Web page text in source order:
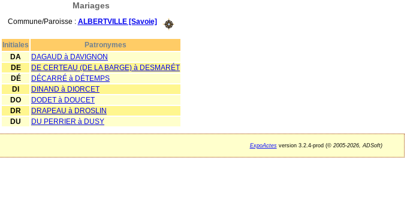
Mariages
Commune/Paroisse : ALBERTVILLE [Savoie]
Initiales
Patronymes
DA
DAGAUD à DAVIGNON
DE
DE CERTEAU (DE LA BARGE) à DESMARÉT
DÉ
DÉCARRÉ à DÉTEMPS
DI
DINAND à DIORCET
DO
DODET à DOUCET
DR
DRAPEAU à DROSLIN
DU
DU PERRIER à DUSY
ExpoActesversion 3.2.4-prod (©2005-2026, ADSoft)